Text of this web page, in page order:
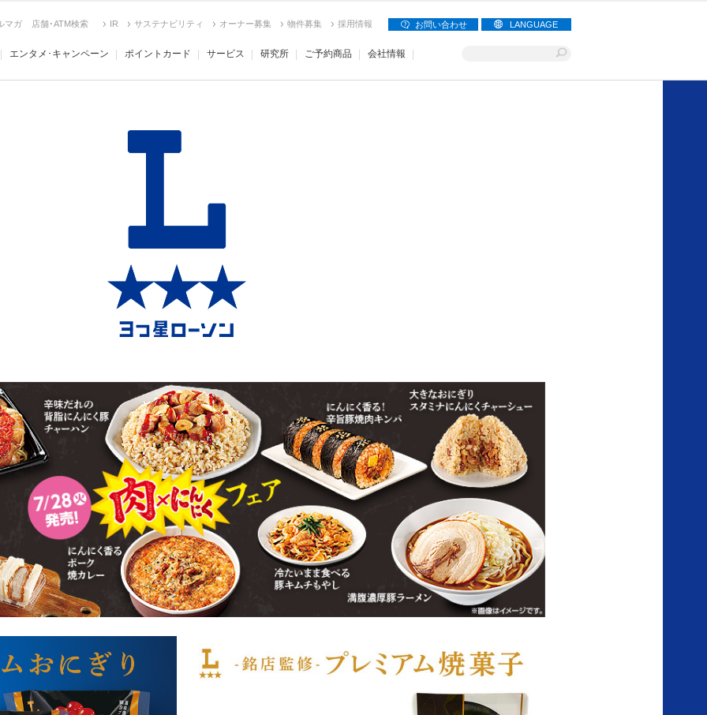
マガ 店舗･ATM検索 IR サステナビリティ オーナー募集 物件募集 採用情報 お問い合わせ LANGUAGE
エンタメ･キャンペーン ポイントカード サービス 研究所 ご予約商品 会社情報